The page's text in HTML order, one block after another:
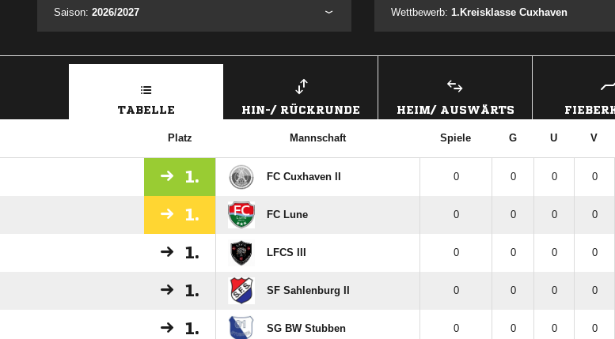
Saison: 2026/2027 Wettbewerb:1.Kreisklasse Cuxhaven
TABELLE HIN-/ RÜCKRUNDE HEIM/ AUSWÄRTS
Platz Mannschaft Spiele G U V
1. FC Cuxhaven II 0 0 0 0
1. FC Lune 0 0 0 0
1. LFCS III 0 0 0 0
1. SF Sahlenburg II 0 0 0 0
1. SG BW Stubben 0 0 0 0